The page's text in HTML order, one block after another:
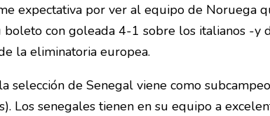
expectativa por ver al equipo de Noruega
boleto con goleada 4-1 sobre los italianos -
la eliminatoria europea.
selección de Senegal viene como
Los senegales tienen en su equipo a